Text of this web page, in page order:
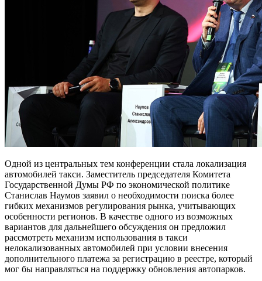
Одной из центральных тем конференции стала локализация
автомобилей такси. Заместитель председателя Комитета
Государственной Думы РФ по экономической политике
Станислав Наумов заявил о необходимости поиска более
гибких механизмов регулирования рынка, учитывающих
особенности регионов. В качестве одного из возможных
вариантов для дальнейшего обсуждения он предложил
рассмотреть механизм использования в такси
нелокализованных автомобилей при условии внесения
дополнительного платежа за регистрацию в реестре, который
мог бы направляться на поддержку обновления автопарков.